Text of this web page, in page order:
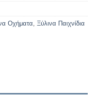
Οχήματα, Ξύλινα Παιχνίδια